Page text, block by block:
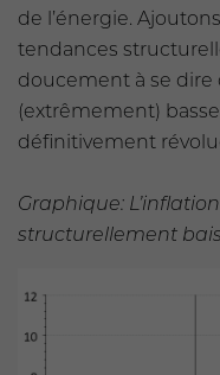
de l’énergie.
tendances
doucement à se dire
(extrêmement)
définitivement
Graphique:
structurellement